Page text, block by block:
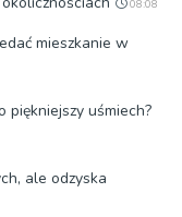
08:08
mieszkanie w
piękniejszy uśmiech?
ale odzyska